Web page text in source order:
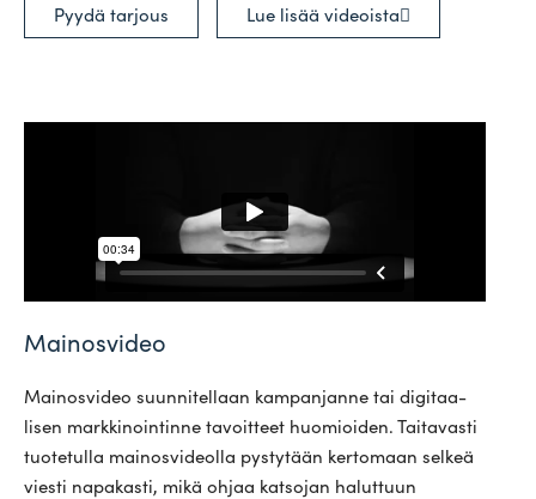
Pyydä tarjous Lue lisää videoista
Mainosvideo
Mai­nos­video suun­ni­tellaan kam­pan­janne tai digi­taa­
lisen mark­ki­noin­tinne tavoitteet huo­mioiden. Tai­ta­vasti
tuo­te­tulla mai­nos­vi­deolla pys­tytään ker­tomaan selkeä
viesti napa­kasti, mikä ohjaa kat­sojan haluttuun